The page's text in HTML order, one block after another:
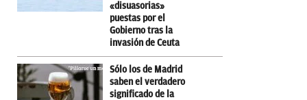
«disuasorias»
puestas por el
Gobierno tras la
invasión de Ceuta
Sólo los de Madrid
saben el verdadero
significado de la